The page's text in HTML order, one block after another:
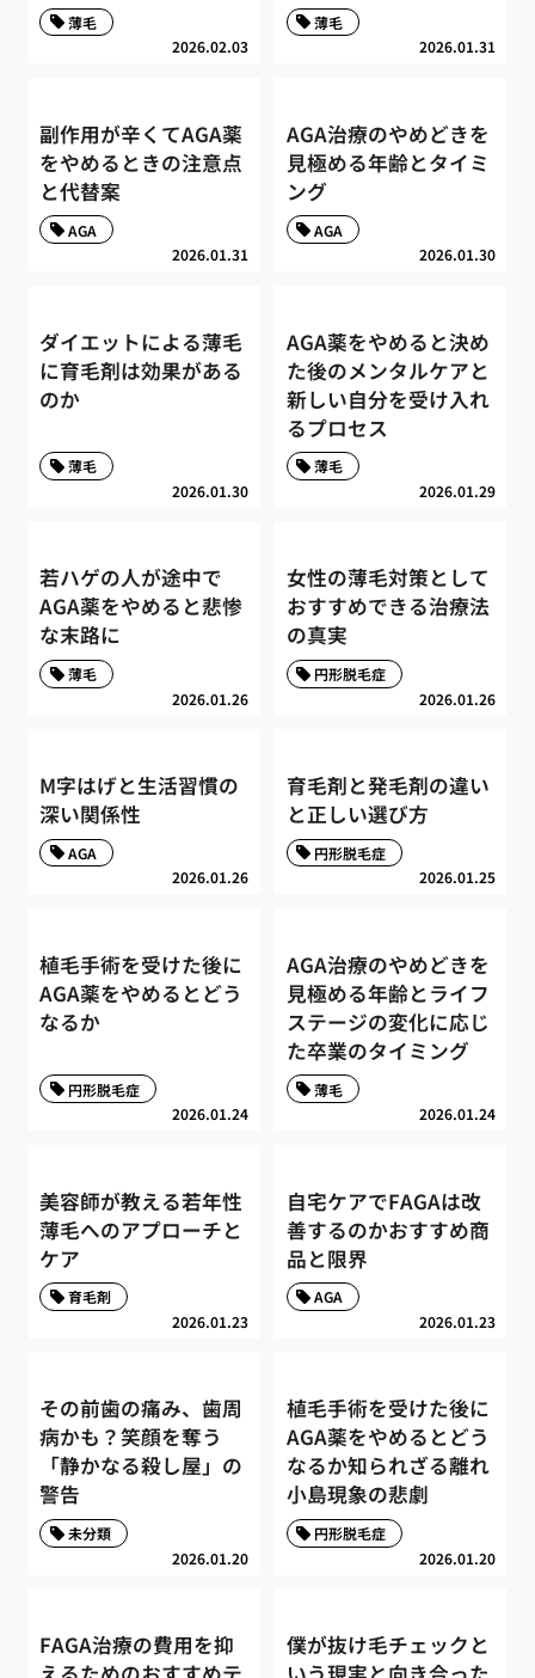
2026.02.03
薄毛
2026.01.31
薄毛
副作用が辛くてAGA薬
をやめるときの注意点
と代替案
2026.01.31
AGA
AGA治療のやめどきを
見極める年齢とタイミ
ング
2026.01.30
AGA
ダイエットによる薄毛
に育毛剤は効果がある
のか
2026.01.30
薄毛
AGA薬をやめると決め
た後のメンタルケアと
新しい自分を受け入れ
るプロセス
2026.01.29
薄毛
若ハゲの人が途中で
AGA薬をやめると悲惨
な末路に
2026.01.26
薄毛
女性の薄毛対策として
おすすめできる治療法
の真実
2026.01.26
円形脱毛症
M字はげと生活習慣の
深い関係性
2026.01.26
AGA
育毛剤と発毛剤の違い
と正しい選び方
2026.01.25
円形脱毛症
植毛手術を受けた後に
AGA薬をやめるとどう
なるか
2026.01.24
円形脱毛症
AGA治療のやめどきを
見極める年齢とライフ
ステージの変化に応じ
た卒業のタイミング
2026.01.24
薄毛
美容師が教える若年性
薄毛へのアプローチと
ケア
2026.01.23
育毛剤
自宅ケアでFAGAは改
善するのかおすすめ商
品と限界
2026.01.23
AGA
その前歯の痛み、歯周
病かも？笑顔を奪う
「静かなる殺し屋」の
警告
2026.01.20
未分類
植毛手術を受けた後に
AGA薬をやめるとどう
なるか知られざる離れ
小島現象の悲劇
2026.01.20
円形脱毛症
FAGA治療の費用を抑
僕が抜け毛チェックと